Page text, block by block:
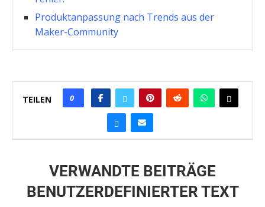
Produktanpassung nach Trends aus der
Maker-Community
TEILEN 0
VERWANDTE BEITRÄGE
BENUTZERDEFINIERTER TEXT